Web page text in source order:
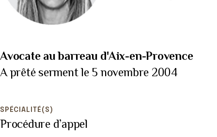
Avocate au barreau d'Aix-en-Provence
A prêté serment le 5 novembre 2004
SPÉCIALITÉ(S)
Procédure d’appel